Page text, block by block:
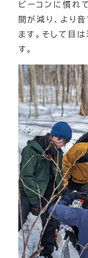
チームビルディン
ビーコンに慣れ
間が減り、より
ます。そして目
す。